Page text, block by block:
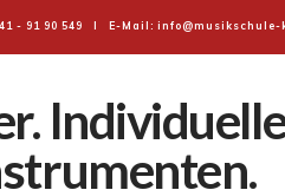
- 91 90 549 I E-Mail: